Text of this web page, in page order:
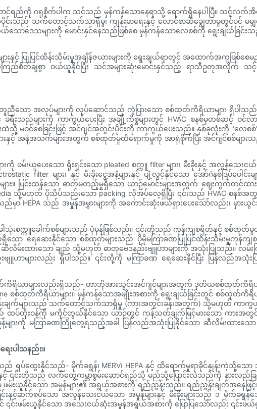
င်ရည်ကို ဂရုစိုက်ပါက သင်သည် မှန်ကန်သောနေရာသို့ ရောက်ရှိနေပါပြီ။ သင့်လ
က်တောင့်သက်သာရှိမှု၊ ကျန်းမာရေးနှင့် လောင်စာဆီချွေတာမှုတွင်ပင် မမျှ
ောဒေသများကို မောင်းနှင်နေသည်ဖြစ်စေ မှန်ကန်သောလေစစ်ကို ရွေးချယ်ခြင်
ားနှင့် ပြုပြင်ထိန်းသိမ်းမှုအချိန်ဇယားများကို ရွေးချယ်ရာတွင် အထောက်အကူဖြ
စိတ်ချစွာ ဝယ်ယူနိုင်ပြီး သင်အများဆုံးမောင်းနှင်သည့် ရာသီဥတုအလိုက် သင့်
ညီသော အလုပ်များကို လုပ်ဆောင်သည့် ကွဲပြားသော စစ်ထုတ်ကိရိယာများ ရှိပါသ
ခရီးသည်များကို ကာကွယ်ပေးပြီး အချို့ကိစ္စများတွင် HVAC စနစ်မှတစ်ဆင့် ဝ
ထဲသို့ မဝင်စေခြင်းဖြင့် အင်ဂျင်အတွင်းပိုင်းကို ကာကွယ်ပေးသည်။ နှစ်ခုလုံးကို "လ
များနှင့် အနံ့အသက်များအတွက် စစ်ထုတ်မှုထိရောက်မှုကို အာရုံစိုက်ပြီး အင်ဂျင်စစ်မ
ကို ဖမ်းယူပေးသော ရိုးရှင်းသော pleated စက္ကူ filter များ၊ မီးခိုးနှင့် အလွန်သေးင
များ၊ နှင့် မီးခိုးငွေ့အနံ့များနှင့် ပျံ့လွင့်နိုင်သော အော်ဂဲနစ်ဒြပ်ပေါင်း
း။ ပြင်းထန်သော ဓာတ်မတည့်မှုရှိသော ယာဉ်မောင်းများအတွက် ဈေးကွက်တင်ထားသ
သို့မဟုတ် ပိုသိပ်သည်းသော packing လိုအပ်လေ့ရှိပြီး ၎င်းသည် HVAC စနစ်အ
ာ HEPA သည် အမှုန်အမွှားများကို အကောင်းဆုံးဖယ်ရှားပေးသော်လည်း၊ မှားယွ
စက္ကူခေါက်စစ်များသည် ပုံမှန်ဖြစ်သည်။ ၎င်းတို့သည် ကုန်ကျစရိတ်နှင့် စစ်ထုတ်မှုထိ
သော ရေဆေးနိုင်သော စစ်ထုတ်များသည် ပိုမိုမကြာခဏပြုပြင်ထိန်းသိမ်းမှုကုန်က
ဆီလိမ်းထားသော ချည် သို့မဟုတ် ဓာတုဗေဒနည်းဗျူဟာများကို အသုံးပြုသည်။ လမ်း
ဗျူဟာများလည်း ရှိပါသည်။ ၎င်းတို့ကို မကြာခဏ ရေဆေးနိုင်ပြီး ပြန်လည်အသုံ
ရိယာများလည်းရှိသည်- တာဘိုအားသွင်းအင်ဂျင်များအတွက် ဒုတိယစစ်ထုတ်ကိရိယာမ
စ်ထုတ်ကိရိယာများ။ မှန်ကန်သောအမျိုးအစားကို ရွေးချယ်ခြင်းတွင် စစ်
ည်မှန်းချက်များသည် သက်တောင့်သက်သာရှိမှု (ကားအတွင်းခန်းအတွက်) သို့မဟုတ် ကာ
သည် ထပ်တိုးဝန်ကို မကိုင်တွယ်နိုင်သော ယာဉ်တွင် ကန့်သတ်ချက်မြင့်မားသော ကားအတွ
များကို မကြာခဏကြုံတွေ့ရသည့်အခါ ပြန်လည်အသုံးပြုနိုင်သော ဆီလိမ်းထားသေ
းပါသနည်း။
ထွေးနိုင်သည်- မိုက်ခရွန်၊ MERV၊ HEPA နှင့် ထိရောက်မှုရာခိုင်နှုန်းကဲ့သို့သော
င်းတို့သည် လက်တွေ့ကမ္ဘာစွမ်းဆောင်ရည်သို့ မည်သို့ပြောင်းလဲသည်ကို နားလည်ခြ
နိုင်သော အမှုန်များ၏ အရွယ်အစားကို ရည်ညွှန်းသည်။ ရည်ညွှန်းချက်အနေဖြင့်၊
ခြင်းနှင့်ဆက်စပ်သော အလွန်သေးငယ်သော အမှုန်များနှင့် မီးခိုးများသည် ၁ မို
ဖမ်းယူနိုင်သော အသေးငယ်ဆုံးအမှုန်အရွယ်အစားကို ပြောပြသော်လည်း ၎င်းဖယ်ရှ